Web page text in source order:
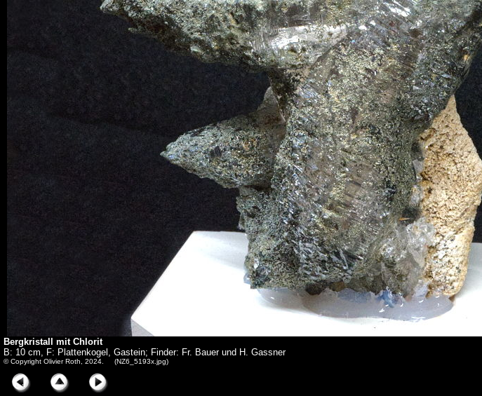
Bergkristall mit Chlorit
B: 10 cm, F: Plattenkogel, Gastein; Finder: Fr. Bauer und H. Gassner
© Copyright Olivier Roth, 2024. (NZ6_5193x.jpg)